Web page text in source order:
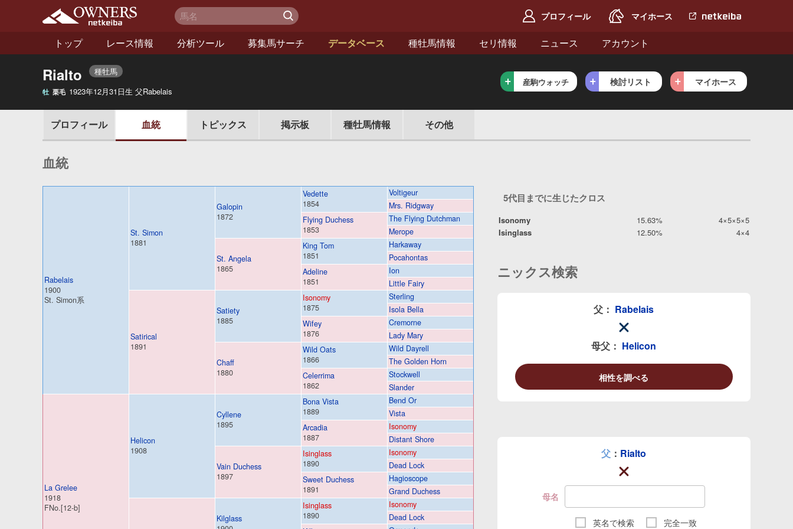
netkeiba オーナー
ズ プロフィール マイホース netkeiba.com
トップ レース情報 分析ツール 募集馬サーチ データベース 種牡馬情報 セリ情報 ニュース アカウント
Rialto 種牡馬
牡 栗毛 1923年12月31日生 父Rabelais
産駒ウォッチ 検討リスト マイホース
プロフィール 血統 トピックス 掲示板 種牡馬情報 その他
血統
Rabelais
1900
St. Simon系
St. Simon
1881
Galopin
1872
Vedette
1854
Voltigeur
Mrs. Ridgway
Flying Duchess
1853
The Flying Dutchman
Merope
St. Angela
1865
King Tom
1851
Harkaway
Pocahontas
Adeline
1851
Ion
Little Fairy
Satirical
1891
Satiety
1885
Isonomy
1875
Sterling
Isola Bella
Wifey
1876
Cremorne
Lady Mary
Chaff
1880
Wild Oats
1866
Wild Dayrell
The Golden Horn
Celerrima
1862
Stockwell
Slander
La Grelee
1918
FNo.[12-b]
Helicon
1908
Cyllene
1895
Bona Vista
1889
Bend Or
Vista
Arcadia
1887
Isonomy
Distant Shore
Vain Duchess
1897
Isinglass
1890
Isonomy
Dead Lock
Sweet Duchess
1891
Hagioscope
Grand Duchess
Kilglass
Isinglass
1890
Isonomy
Dead Lock
5代目までに生じたクロス
Isonomy 15.63%
4×5×5×5
Isinglass
12.50% 4×4
ニックス検索
父： Rabelais
母父： Helicon
相性を調べる
父 ： Rialto
母名
英名で検索 完全一致